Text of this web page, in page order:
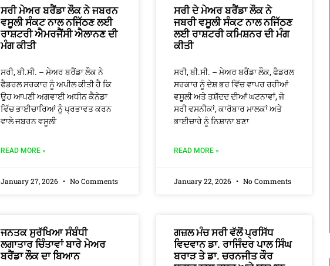
ਸਰੀ ਮੇਅਰ ਬਰੈਂਡਾ ਲੌਕ ਨੇ ਜਬਰਨ
ਵਸੂਲੀ ਸੰਕਟ ਨਾਲ ਨਜਿੱਠਣ ਲਈ
ਰਾਸ਼ਟਰੀ ਐਮਰਜੈਂਸੀ ਐਲਾਨਣ ਦੀ
ਮੰਗ ਕੀਤੀ
ਸਰੀ, ਬੀ.ਸੀ. – ਮੇਅਰ ਬਰੈਂਡਾ ਲੌਕ ਨੇ
ਫੈਡਰਲ ਸਰਕਾਰ ਨੂੰ ਅਪੀਲ ਕੀਤੀ ਹੈ ਕਿ
ਉਹ ਆਪਣੀ ਅਗਵਾਈ ਅਧੀਨ ਕੈਨੇਡਾ
ਵਿੱਚ ਭਾਈਚਾਰਿਆਂ ਨੂੰ ਪ੍ਰਭਾਵਤ ਕਰਨ
ਵਾਲੇ ਜਬਰਨ ਵਸੂਲੀ
READ MORE »
January 27, 2026 No Comments
ਸਰੀ ਦੇ ਮੇਅਰ ਬਰੈਂਡਾ ਲੌਕ ਨੇ
ਜਬਰੀ ਵਸੂਲੀ ਸੰਕਟ ਨਾਲ ਨਜਿੱਠਣ
ਲਈ ਰਾਸ਼ਟਰੀ ਕਮਿਸ਼ਨਰ ਦੀ ਮੰਗ
ਕੀਤੀ
ਸਰੀ, ਬੀ.ਸੀ. – ਮੇਅਰ ਬਰੈਂਡਾ ਲੌਕ, ਫੈਡਰਲ
ਸਰਕਾਰ ਨੂੰ ਦੇਸ਼ ਭਰ ਵਿੱਚ ਵਾਪਰ ਰਹੀਆਂ
ਵਸੂਲੀ ਅਤੇ ਤਸ਼ੱਦਦ ਦੀਆਂ ਘਟਨਾਵਾਂ, ਜੋ
ਸਰੀ ਵਸਨੀਕਾਂ, ਕਾਰੋਬਾਰ ਮਾਲਕਾਂ ਅਤੇ
ਭਾਈਚਾਰੇ ਨੂੰ ਨਿਸ਼ਾਨਾ ਬਣਾ
READ MORE »
January 22, 2026 No Comments
ਜਨਤਕ ਸੁਰੱਖਿਆ ਸੰਬੰਧੀ
ਲਗਾਤਾਰ ਚਿੰਤਾਵਾਂ ਬਾਰੇ ਮੇਅਰ
ਬਰੈਂਡਾ ਲੌਕ ਦਾ ਬਿਆਨ
ਗਜ਼ਲ ਮੰਚ ਸਰੀ ਵੱਲੋਂ ਪ੍ਰਸਿੱਧ
ਵਿਦਵਾਨ ਡਾ. ਰਾਜਿੰਦਰ ਪਾਲ ਸਿੰਘ
ਬਰਾੜ ਤੇ ਡਾ. ਚਰਨਜੀਤ ਕੌਰ